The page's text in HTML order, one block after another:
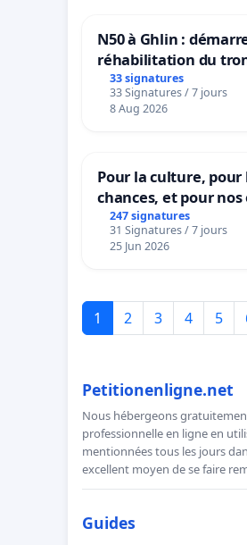
N50 à Ghlin :
réhabilitation du
33 signatures
33 Signatures / 7 jours
8 Aug 2026
Pour la culture, pour
chances, et pour
247 signatures
31 Signatures / 7 jours
25 Jun 2026
1 2 3 4 5
Petitionenligne.net
Nous hébergeons
professionnelle en ligne en
mentionnées tous les jours
excellent moyen de se faire
Guides